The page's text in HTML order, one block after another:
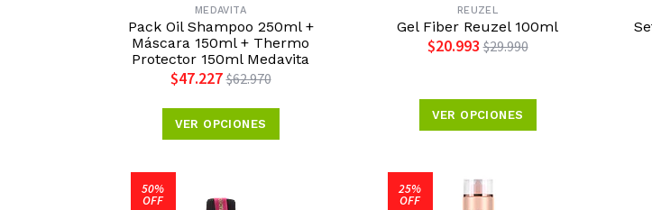
MEDAVITA
Pack Oil Shampoo 250ml +
Máscara 150ml + Thermo
Protector 150ml Medavita
$47.227 $62.970
VER OPCIONES
REUZEL
Gel Fiber Reuzel 100ml
$20.993 $29.990
VER OPCIONES
50%
OFF
25%
OFF